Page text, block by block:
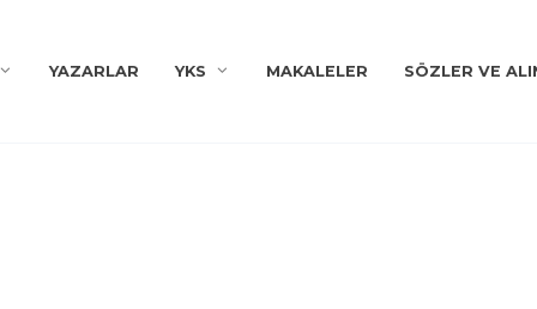
YAZARLAR YKS MAKALELER SÖZLER VE